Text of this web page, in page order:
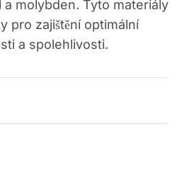
molybden. Tyto materiály
pro zajištění optimální
a spolehlivosti.